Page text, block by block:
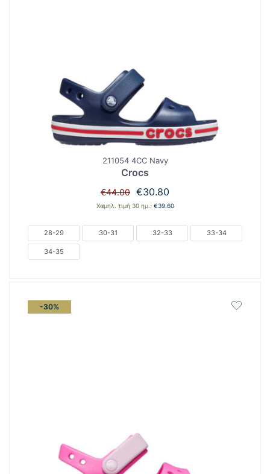
211054 4CC Navy
Crocs
€44.00 Original
price
€44.00.
€30.80
τρέχουσα
είναι:
€30.80.
Χαμηλ. τιμή 30 ημ.: €39.60
28-29 30-31 32-33 33-34
34-35
-30%